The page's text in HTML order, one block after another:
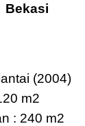
Bekasi
(2004)
m2
: 240 m2